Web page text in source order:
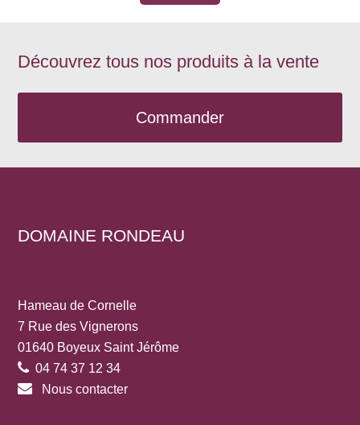
Découvrez tous nos produits à la vente
Commander
DOMAINE RONDEAU
Hameau de Cornelle
7 Rue des Vignerons
01640 Boyeux Saint Jérôme
04 74 37 12 34
Nous contacter